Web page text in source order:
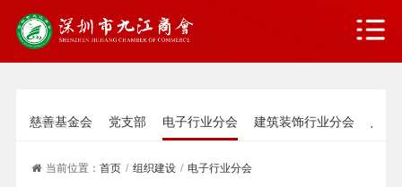
慈善基金会 党支部 电子行业分会 建筑装饰行业分会
当前位置：首页 / 组织建设 / 电子行业分会